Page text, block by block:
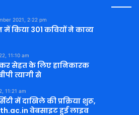
2021, 2:22 pm
में किया 301 कवियों ने काव्य
11:10 am
सेहत के लिए हानिकारक
त्यागी से
11:21 am
में दाखिले की प्रक्रिया शुरू,
वेबसाइट हुई लाइव